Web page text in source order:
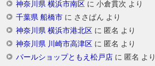
神奈川県 横浜市南区 に 小倉貫次 より
千葉県 船橋市に ささぱん より
神奈川県 横浜市港北区 に 匿名 より
神奈川県 川崎市高津区 に 匿名 より
パールショップともえ松戸店に 匿名 より